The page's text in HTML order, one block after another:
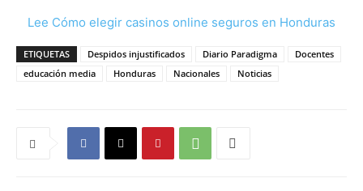
Lee Cómo elegir casinos online seguros en Honduras
ETIQUETAS Despidos injustificados Diario Paradigma
Docentes
educación media
Honduras Nacionales Noticias